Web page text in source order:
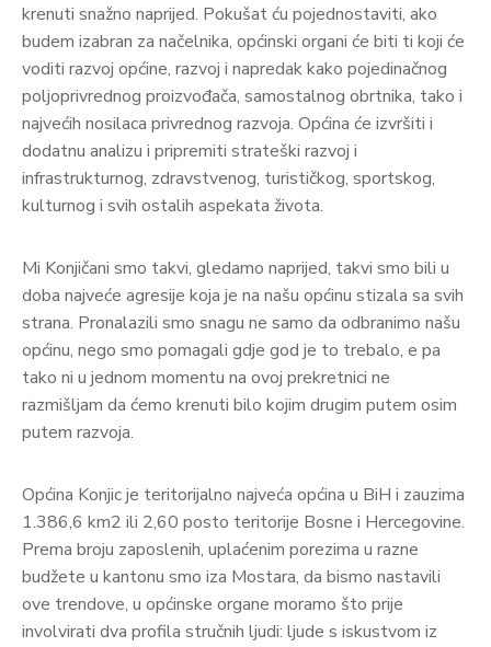
krenuti snažno naprijed. Pokušat ću pojednostaviti, ako
budem izabran za načelnika, općinski organi će biti ti koji će
voditi razvoj općine, razvoj i napredak kako pojedinačnog
poljoprivrednog proizvođača, samostalnog obrtnika, tako i
najvećih nosilaca privrednog razvoja. Općina će izvršiti i
dodatnu analizu i pripremiti strateški razvoj i
infrastrukturnog, zdravstvenog, turističkog, sportskog,
kulturnog i svih ostalih aspekata života.
Mi Konjičani smo takvi, gledamo naprijed, takvi smo bili u
doba najveće agresije koja je na našu općinu stizala sa svih
strana. Pronalazili smo snagu ne samo da odbranimo našu
općinu, nego smo pomagali gdje god je to trebalo, e pa
tako ni u jednom momentu na ovoj prekretnici ne
razmišljam da ćemo krenuti bilo kojim drugim putem osim
putem razvoja.
Općina Konjic je teritorijalno najveća općina u BiH i zauzima
1.386,6 km2 ili 2,60 posto teritorije Bosne i Hercegovine.
Prema broju zaposlenih, uplaćenim porezima u razne
budžete u kantonu smo iza Mostara, da bismo nastavili
ove trendove, u općinske organe moramo što prije
involvirati dva profila stručnih ljudi: ljude s iskustvom iz